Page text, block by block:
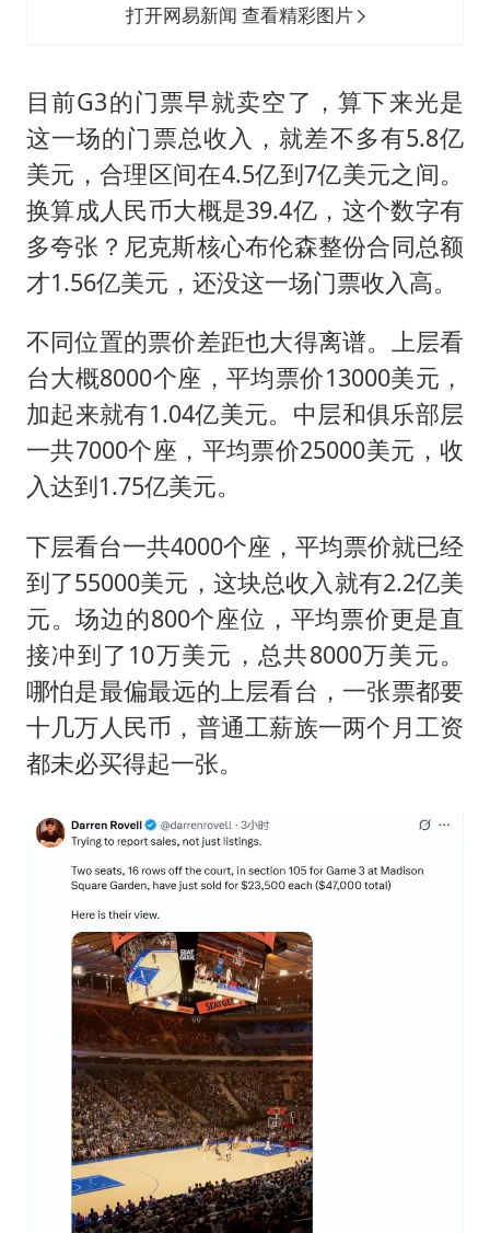
打开网易新闻 查看精彩图片
目前G3的门票早就卖空了，算下来光是
这一场的门票总收入，就差不多有5.8亿
美元，合理区间在4.5亿到7亿美元之间。
换算成人民币大概是39.4亿，这个数字有
多夸张？尼克斯核心布伦森整份合同总额
才1.56亿美元，还没这一场门票收入高。
不同位置的票价差距也大得离谱。上层看
台大概8000个座，平均票价13000美元，
加起来就有1.04亿美元。中层和俱乐部层
一共7000个座，平均票价25000美元，收
入达到1.75亿美元。
下层看台一共4000个座，平均票价就已经
到了55000美元，这块总收入就有2.2亿美
元。场边的800个座位，平均票价更是直
接冲到了10万美元，总共8000万美元。
哪怕是最偏最远的上层看台，一张票都要
十几万人民币，普通工薪族一两个月工资
都未必买得起一张。